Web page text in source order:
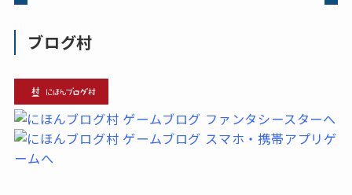
ブログ村